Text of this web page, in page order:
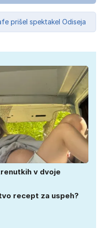
prišel spektakel Odiseja
v dvoje
recept za uspeh?